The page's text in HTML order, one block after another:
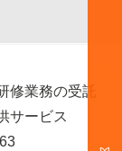
業務の受託
サービス